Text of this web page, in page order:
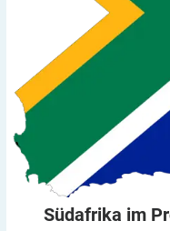
Südafrika im